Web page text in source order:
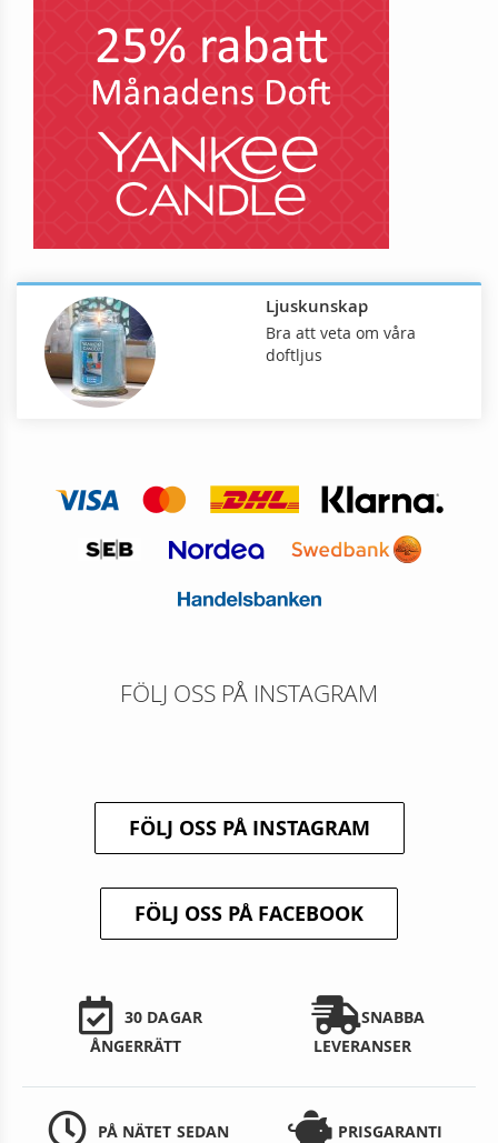
Ljuskunskap
Bra att veta om våra
doftljus
FÖLJ OSS PÅ INSTAGRAM
FÖLJ OSS PÅ INSTAGRAM
FÖLJ OSS PÅ FACEBOOK
30 DAGAR
ÅNGERRÄTT
SNABBA
LEVERANSER
PÅ NÄTET SEDAN
PRISGARANTI